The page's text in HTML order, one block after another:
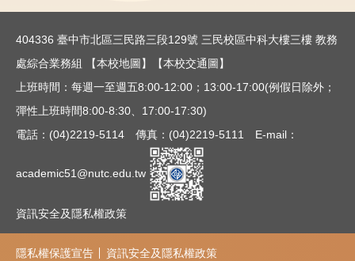
考生成績或通知單下載
相關法規
表件下載
聯合招生：主辦單位連結
歷年最低錄取分數
404336 臺中市北區三民路三段129號 三民校區中科大樓三樓 教務
處綜合業務組
【本校地圖】
【本校交通圖】
上班時間：每週一至週五8:00-12:00；13:00-17:00(例假日除外；
彈性上班時間8:00-8:30、17:00-17:30)
電話：(04)2219-5114 傳真：(04)2219-5111 E-mail：
academic51@nutc.edu.tw
資訊安全及隱私權政策
隱私權保護宣告 資訊安全及隱私權政策